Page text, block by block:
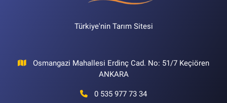
Türkiye'nin Tarım Sitesi
Osmangazi Mahallesi Erdinç Cad. No: 51/7 Keçiören
ANKARA
0 535 977 73 34